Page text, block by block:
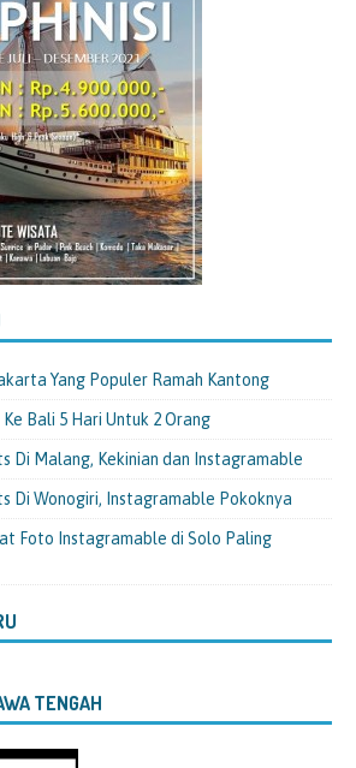
Yang Populer Ramah Kantong
Bali 5 Hari Untuk 2 Orang
Di Malang, Kekinian dan Instagramable
Di Wonogiri, Instagramable Pokoknya
Foto Instagramable di Solo Paling
TENGAH